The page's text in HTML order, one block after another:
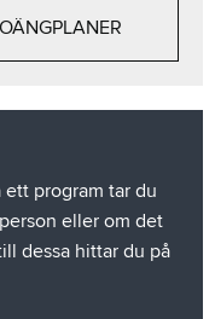
program tar du
eller om det
dessa hittar du på